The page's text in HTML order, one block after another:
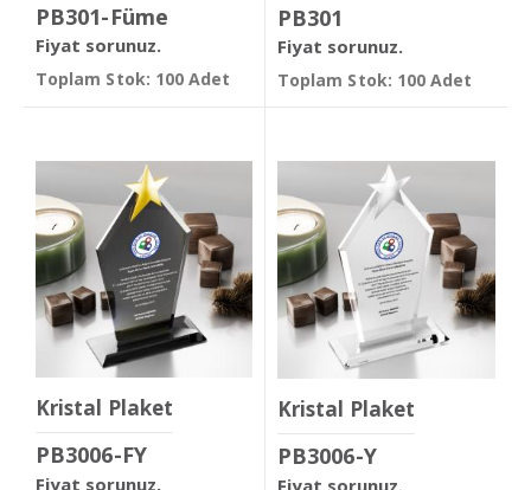
PB301-Füme
Fiyat sorunuz.
Toplam Stok: 100 Adet
PB301
Fiyat sorunuz.
Toplam Stok: 100 Adet
Kristal Plaket
PB3006-FY
Fiyat sorunuz.
Kristal Plaket
PB3006-Y
Fiyat sorunuz.